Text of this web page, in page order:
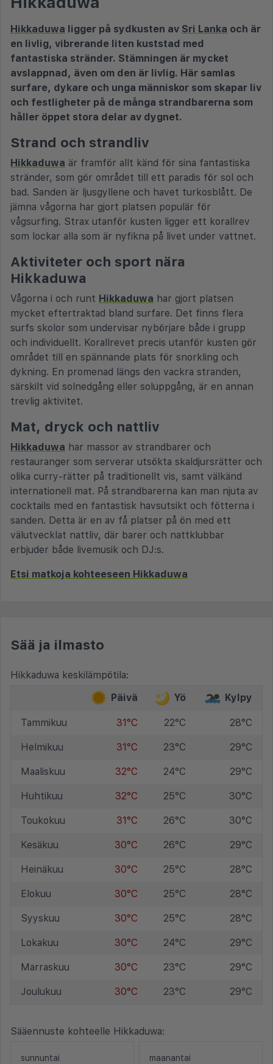
Hikkaduwa ligger på sydkusten av Sri Lanka och är
en livlig, vibrerande liten kuststad med
fantastiska stränder. Stämningen är mycket
avslappnad, även om den är livlig. Här samlas
surfare, dykare och unga människor som skapar liv
och festligheter på de många strandbarerna som
håller öppet stora delar av dygnet.
Strand och strandliv
Hikkaduwa är framför allt känd för sina fantastiska
stränder, som gör området till ett paradis för sol och
bad. Sanden är ljusgyllene och havet turkosblått. De
jämna vågorna har gjort platsen populär för
vågsurfing. Strax utanför kusten ligger ett korallrev
som lockar alla som är nyfikna på livet under vattnet.
Aktiviteter och sport nära
Hikkaduwa
Vågorna i och runt Hikkaduwa har gjort platsen
mycket eftertraktad bland surfare. Det finns flera
surfs skolor som undervisar nybörjare både i grupp
och individuellt. Korallrevet precis utanför kusten gör
området till en spännande plats för snorkling och
dykning. En promenad längs den vackra stranden,
särskilt vid solnedgång eller soluppgång, är en annan
trevlig aktivitet.
Mat, dryck och nattliv
Hikkaduwa har massor av strandbarer och
restauranger som serverar utsökta skaldjursrätter och
olika curry-rätter på traditionellt vis, samt välkänd
internationell mat. På strandbarerna kan man njuta av
cocktails med en fantastisk havsutsikt och fötterna i
sanden. Detta är en av få platser på ön med ett
välutvecklat nattliv, där barer och nattklubbar
erbjuder både livemusik och DJ:s.
Etsi matkoja kohteeseen Hikkaduwa
Sää ja ilmasto
Hikkaduwa keskilämpötila:
Päivä
Yö Kylpy
Tammikuu 31°C 22°C 28°C
Helmikuu 31°C 23°C 29°C
Maaliskuu 32°C 24°C 29°C
Huhtikuu 32°C 25°C 30°C
Toukokuu 31°C 26°C 30°C
Kesäkuu 30°C 26°C 29°C
Heinäkuu 30°C 25°C 28°C
Elokuu 30°C 25°C 28°C
Syyskuu 30°C 25°C 28°C
Lokakuu 30°C 24°C 29°C
Marraskuu 30°C 23°C 29°C
Joulukuu 30°C 23°C 29°C
Sääennuste kohteelle Hikkaduwa:
sunnuntai
maanantai